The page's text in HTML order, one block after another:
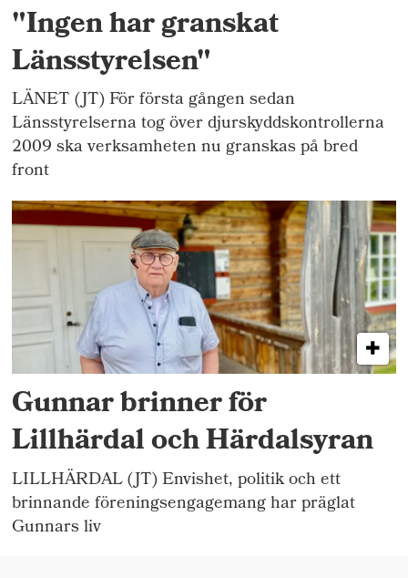
"Ingen har granskat
Länsstyrelsen"
LÄNET (JT) För första gången sedan
Länsstyrelserna tog över djurskyddskontrollerna
2009 ska verksamheten nu granskas på bred
front
Gunnar brinner för
Lillhärdal och Härdalsyran
LILLHÄRDAL (JT) Envishet, politik och ett
brinnande föreningsengagemang har präglat
Gunnars liv